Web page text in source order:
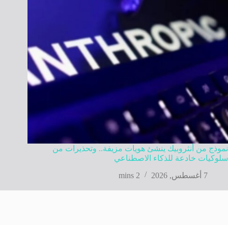
نموذج من أنثروبيك ينشئ هويات مزيفة.. وتحذيرات من
سلوكيات خادعة للذكاء الاصطناعي
7 أغسطس, 2026
2 mins